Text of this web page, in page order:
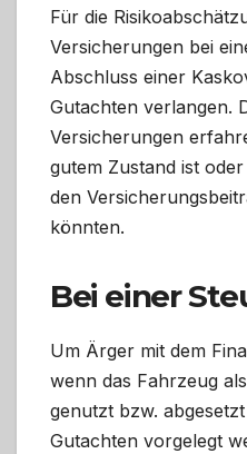
Für die
Versicherungen bei
Abschluss einer
Gutachten verlangen.
Versicherungen
gutem Zustand ist
den
könnten.
Bei einer
Um Ärger mit dem
wenn das Fahrzeug
genutzt bzw.
Gutachten vorgelegt